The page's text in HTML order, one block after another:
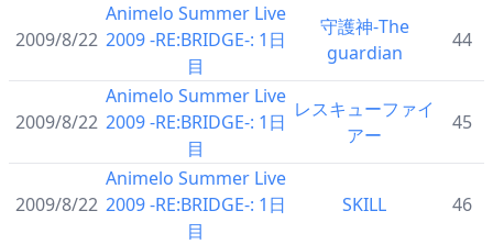
2009/8/22
Animelo Summer Live
2009 -RE:BRIDGE-: 1日
目
守護神-The
guardian
44
2009/8/22
Animelo Summer Live
2009 -RE:BRIDGE-: 1日
目
レスキューファイ
アー
45
2009/8/22
Animelo Summer Live
2009 -RE:BRIDGE-: 1日
目
SKILL 46